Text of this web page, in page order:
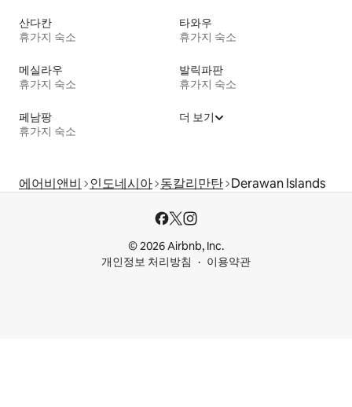
산다칸
휴가지 숙소
타와우
휴가지 숙소
메실라우
휴가지 숙소
발릭파판
휴가지 숙소
페남팡
휴가지 숙소
더 보기
에어비앤비 인도네시아 동칼리만탄 Derawan Islands
© 2026 Airbnb, Inc.
개인정보 처리방침
이용약관